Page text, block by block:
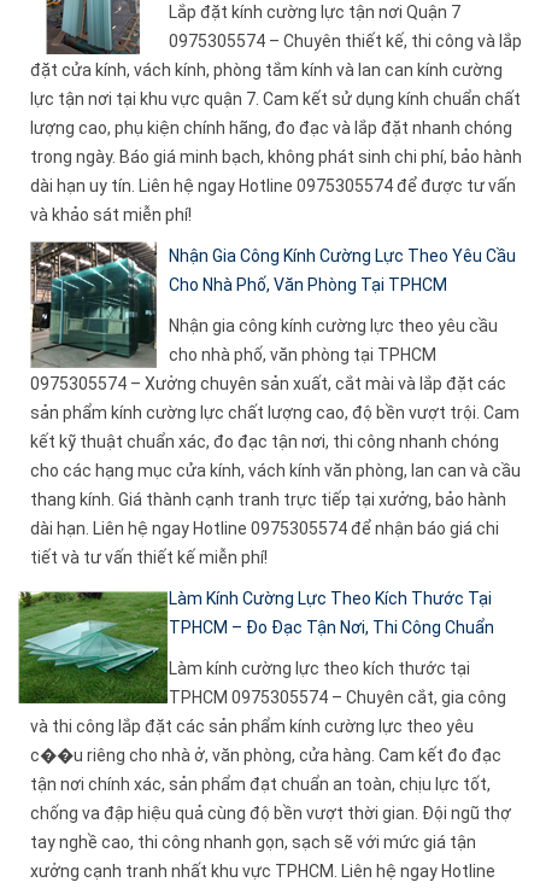
Lắp đặt kính cường lực tận nơi Quận 7
0975305574 – Chuyên thiết kế, thi công và lắp
đặt cửa kính, vách kính, phòng tắm kính và lan can kính cường
lực tận nơi tại khu vực quận 7. Cam kết sử dụng kính chuẩn chất
lượng cao, phụ kiện chính hãng, đo đạc và lắp đặt nhanh chóng
trong ngày. Báo giá minh bạch, không phát sinh chi phí, bảo hành
dài hạn uy tín. Liên hệ ngay Hotline 0975305574 để được tư vấn
và khảo sát miễn phí!
Nhận Gia Công Kính Cường Lực Theo Yêu Cầu
Cho Nhà Phố, Văn Phòng Tại TPHCM
Nhận gia công kính cường lực theo yêu cầu
cho nhà phố, văn phòng tại TPHCM
0975305574 – Xưởng chuyên sản xuất, cắt mài và lắp đặt các
sản phẩm kính cường lực chất lượng cao, độ bền vượt trội. Cam
kết kỹ thuật chuẩn xác, đo đạc tận nơi, thi công nhanh chóng
cho các hạng mục cửa kính, vách kính văn phòng, lan can và cầu
thang kính. Giá thành cạnh tranh trực tiếp tại xưởng, bảo hành
dài hạn. Liên hệ ngay Hotline 0975305574 để nhận báo giá chi
tiết và tư vấn thiết kế miễn phí!
Làm Kính Cường Lực Theo Kích Thước Tại
TPHCM – Đo Đạc Tận Nơi, Thi Công Chuẩn
Làm kính cường lực theo kích thước tại
TPHCM 0975305574 – Chuyên cắt, gia công
và thi công lắp đặt các sản phẩm kính cường lực theo yêu
c��u riêng cho nhà ở, văn phòng, cửa hàng. Cam kết đo đạc
tận nơi chính xác, sản phẩm đạt chuẩn an toàn, chịu lực tốt,
chống va đập hiệu quả cùng độ bền vượt thời gian. Đội ngũ thợ
tay nghề cao, thi công nhanh gọn, sạch sẽ với mức giá tận
xưởng cạnh tranh nhất khu vực TPHCM. Liên hệ ngay Hotline